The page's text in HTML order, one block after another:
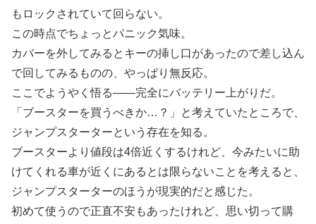
もロックされていて回らない。
この時点でちょっとパニック気味。
カバーを外してみるとキーの挿し口があったので差し込ん
で回してみるものの、やっぱり無反応。
ここでようやく悟る――完全にバッテリー上がりだ。
「ブースターを買うべきか…？」と考えていたところで、
ジャンプスターターという存在を知る。
ブースターより値段は4倍近くするけれど、今みたいに助
けてくれる車が近くにあるとは限らないことを考えると、
ジャンプスターターのほうが現実的だと感じた。
初めて使うので正直不安もあったけれど、思い切って購